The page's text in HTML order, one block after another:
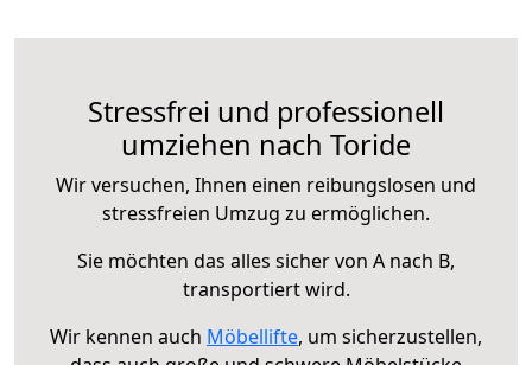
Stressfrei und professionell
umziehen nach Toride
Wir versuchen, Ihnen einen reibungslosen und
stressfreien Umzug zu ermöglichen.
Sie möchten das alles sicher von A nach B,
transportiert wird.
Wir kennen auch Möbellifte, um sicherzustellen,